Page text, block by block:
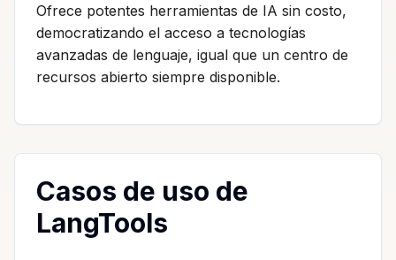
Ofrece potentes herramientas de IA sin costo,
democratizando el acceso a tecnologías
avanzadas de lenguaje, igual que un centro de
recursos abierto siempre disponible.
Casos de uso de
LangTools